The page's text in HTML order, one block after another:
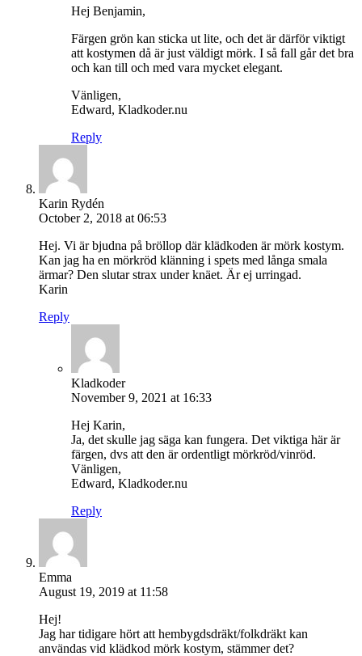
Hej Benjamin,
Färgen grön kan sticka ut lite, och det är därför viktigt
att kostymen då är just väldigt mörk. I så fall går det bra
och kan till och med vara mycket elegant.
Vänligen,
Edward, Kladkoder.nu
Reply
Karin Rydén
October 2, 2018 at 06:53
Hej. Vi är bjudna på bröllop där klädkoden är mörk kostym.
Kan jag ha en mörkröd klänning i spets med långa smala
ärmar? Den slutar strax under knäet. Är ej urringad.
Karin
Reply
Kladkoder
November 9, 2021 at 16:33
Hej Karin,
Ja, det skulle jag säga kan fungera. Det viktiga här är
färgen, dvs att den är ordentligt mörkröd/vinröd.
Vänligen,
Edward, Kladkoder.nu
Reply
Emma
August 19, 2019 at 11:58
Hej!
Jag har tidigare hört att hembygdsdräkt/folkdräkt kan
användas vid klädkod mörk kostym, stämmer det?